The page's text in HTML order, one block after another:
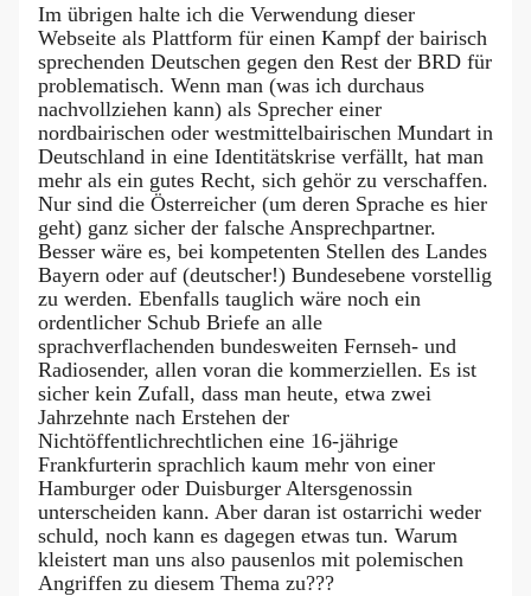
Im übrigen halte ich die Verwendung dieser
Webseite als Plattform für einen Kampf der bairisch
sprechenden Deutschen gegen den Rest der BRD für
problematisch. Wenn man (was ich durchaus
nachvollziehen kann) als Sprecher einer
nordbairischen oder westmittelbairischen Mundart in
Deutschland in eine Identitätskrise verfällt, hat man
mehr als ein gutes Recht, sich gehör zu verschaffen.
Nur sind die Österreicher (um deren Sprache es hier
geht) ganz sicher der falsche Ansprechpartner.
Besser wäre es, bei kompetenten Stellen des Landes
Bayern oder auf (deutscher!) Bundesebene vorstellig
zu werden. Ebenfalls tauglich wäre noch ein
ordentlicher Schub Briefe an alle
sprachverflachenden bundesweiten Fernseh- und
Radiosender, allen voran die kommerziellen. Es ist
sicher kein Zufall, dass man heute, etwa zwei
Jahrzehnte nach Erstehen der
Nichtöffentlichrechtlichen eine 16-jährige
Frankfurterin sprachlich kaum mehr von einer
Hamburger oder Duisburger Altersgenossin
unterscheiden kann. Aber daran ist ostarrichi weder
schuld, noch kann es dagegen etwas tun. Warum
kleistert man uns also pausenlos mit polemischen
Angriffen zu diesem Thema zu???